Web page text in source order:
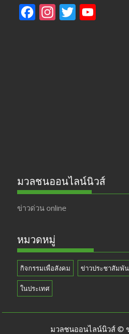
F In T
มวลชนออนไลน์นิวส์
ข่าวด่วน online
หมวดหมู่
กิจกรรมเพื่อสังคม ข่าวประชาสัมพั
ในประเทศ
มวลชนออนไลน์นิวส์ ©